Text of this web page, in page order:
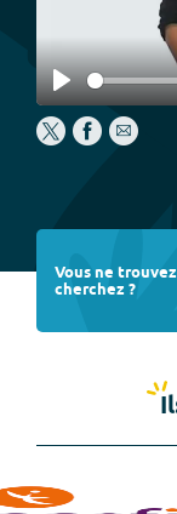
Play
Vous ne
cherchez ?